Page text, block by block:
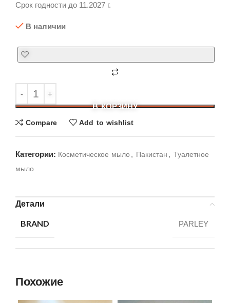
Срок годности до 11.2027 г.
В наличии
В КОРЗИНУ
Compare Add to wishlist
Категории: Косметическое мыло , Пакистан , Туалетное
мыло
Детали
BRAND PARLEY
Похожие